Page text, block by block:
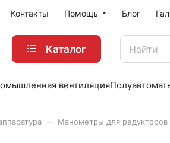
Контакты Помощь Блог
Каталог
вентиляция
Манометры для редукторов